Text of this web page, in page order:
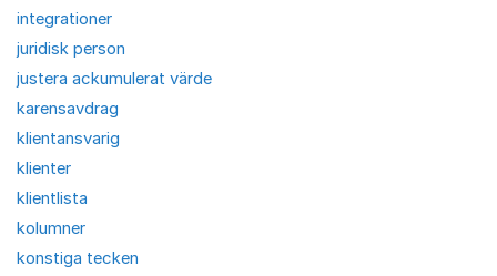
integrationer
juridisk person
justera ackumulerat värde
karensavdrag
klientansvarig
klienter
klientlista
kolumner
konstiga tecken